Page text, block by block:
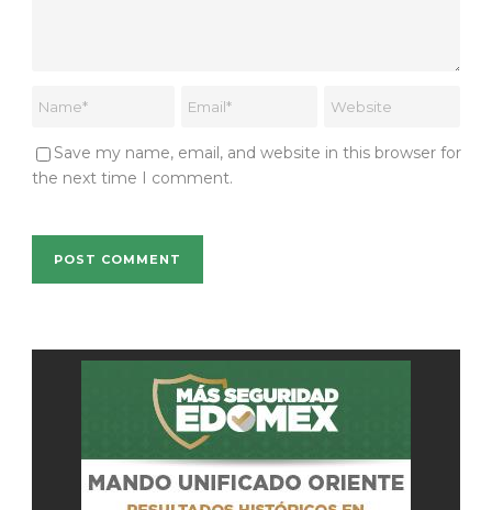
Save my name, email, and website in this browser for
the next time I comment.